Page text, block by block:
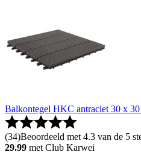
Balkontegel HKC antraciet 30 x
(34)Beoordeeld met 4.3 van de 5
29.99 met Club Karwei